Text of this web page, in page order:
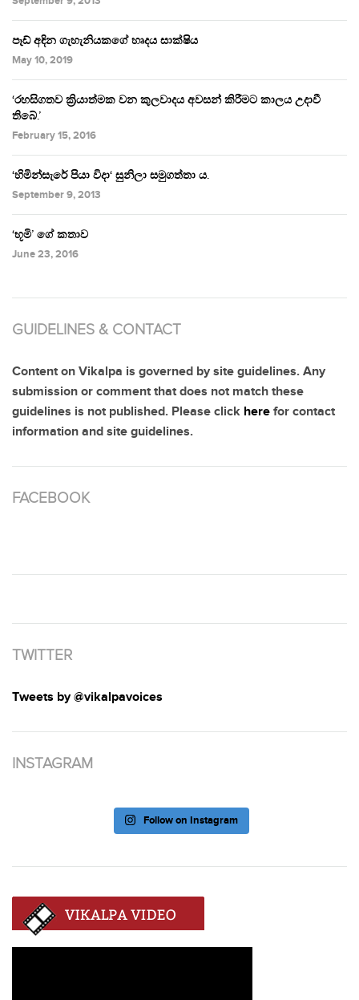
පෑඩ් අඳින ගැහැනියකගේ හෘදය සාක්ෂිය
May 10, 2019
‘රහසිගතව ක්‍රියාත්මක වන කුලවාදය අවසන් කිරීමට කාලය උදාවී
තිබේ.’
February 15, 2016
‘හිමින්සැරේ පියා විදා‘ සුනිලා සමුගත්තා ය.
September 9, 2013
‘භූමි’ ගේ කතාව
June 23, 2016
GUIDELINES & CONTACT
Content on Vikalpa is governed by site guidelines. Any
submission or comment that does not match these
guidelines is not published. Please click here for contact
information and site guidelines.
FACEBOOK
TWITTER
Tweets by @vikalpavoices
INSTAGRAM
Follow on Instagram